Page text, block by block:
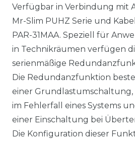
Verfügbar in Verbindung mit
Mr-Slim PUHZ Serie und
PAR-31MAA. Speziell für
in Technikräumen verfügen
serienmäßige
Die Redundanzfunktion
einer
im Fehlerfall eines Systems
einer Einschaltung bei
Die Konfiguration dieser